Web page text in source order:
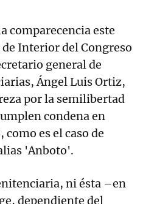
comparecencia este
Interior del Congreso
general de
Ángel Luis Ortiz,
por la semilibertad
condena en
como es el caso de
'Anboto'.
ni ésta –en
dependiente del